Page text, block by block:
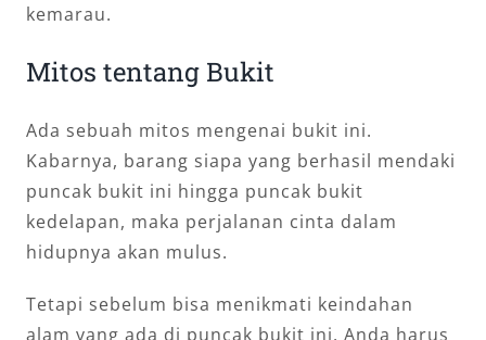
kemarau.
Mitos tentang Bukit
Ada sebuah mitos mengenai bukit ini.
Kabarnya, barang siapa yang berhasil mendaki
puncak bukit ini hingga puncak bukit
kedelapan, maka perjalanan cinta dalam
hidupnya akan mulus.
Tetapi sebelum bisa menikmati keindahan
alam yang ada di puncak bukit ini, Anda harus